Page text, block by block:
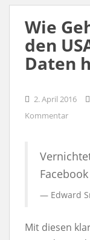
Wie
den
Daten
2. April 2016
Kommentar
Edward
Mit diesen